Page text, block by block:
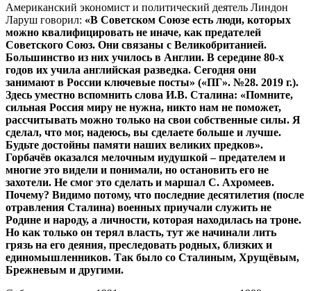
Американский экономист и политический деятель Линдон
Ларуш говорил: «В Советском Союзе есть люди, которых
можно квалифицировать не иначе, как предателей
Советского Союз. Они связаны с Великобританией.
Большинство из них училось в Англии. В середине 80-х
годов их учила английская разведка. Сегодня они
занимают в России ключевые посты» («ПГ». №28. 2019 г.).
Здесь уместно вспомнить слова И.В. Сталина: «Помните,
сильная Россия миру не нужна, никто нам не поможет,
рассчитывать можно только на свои собственные силы. Я
сделал, что мог, надеюсь, вы сделаете больше и лучше.
Будьте достойны памяти наших великих предков».
Горбачёв оказался мелочным иудушкой – предателем и
многие это видели и понимали, но остановить его не
захотели. Не смог это сделать и маршал С. Ахромеев.
Почему? Видимо потому, что последние десятилетия (после
отравления Сталина) военных приучали служить не
Родине и народу, а личности, которая находилась на троне.
Но как только он терял власть, тут же начинали лить
грязь на его деяния, преследовать родных, близких и
единомышленников. Так было со Сталиным, Хрущёвым,
Брежневым и другими.